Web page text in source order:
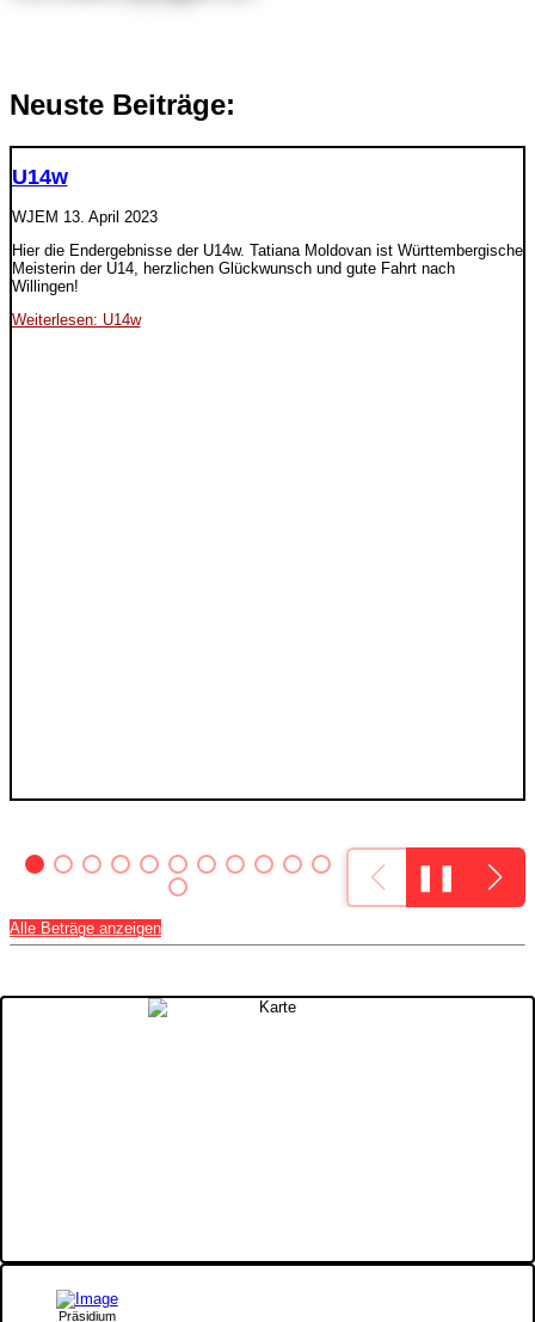
Neuste Beiträge:
U14w
WJEM 13. April 2023
Hier die Endergebnisse der U14w. Tatiana Moldovan ist Württembergische
Meisterin der U14, herzlichen Glückwunsch und gute Fahrt nach
Willingen!
Weiterlesen: U14w
❚❚
Alle Beträge anzeigen
Präsidium